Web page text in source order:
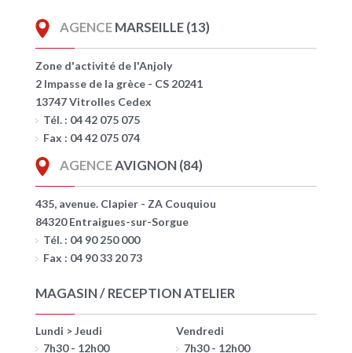
AGENCEMARSEILLE (13)
Zone d'activité de l'Anjoly
2 Impasse de la grèce - CS 20241
13747 Vitrolles Cedex
Tél. : 04 42 075 075
Fax : 04 42 075 074
AGENCEAVIGNON (84)
435, avenue. Clapier - ZA Couquiou
84320 Entraigues-sur-Sorgue
Tél. : 04 90 250 000
Fax : 04 90 33 20 73
MAGASIN / RECEPTION ATELIER
Lundi > Jeudi
7h30 - 12h00
Vendredi
7h30 - 12h00